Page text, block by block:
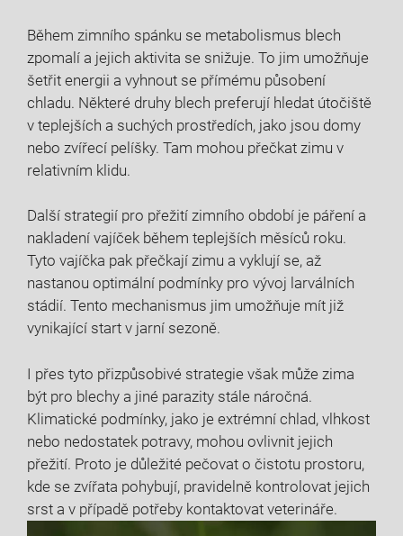
Během zimního spánku se metabolismus blech
zpomalí a jejich aktivita se snižuje. To jim umožňuje
šetřit energii a vyhnout se přímému působení
chladu. Některé druhy blech preferují hledat útočiště
v teplejších a suchých prostředích, jako jsou domy
nebo zvířecí pelíšky. Tam mohou přečkat zimu v
relativním klidu.
Další strategií pro přežití zimního období je páření a
nakladení vajíček během teplejších měsíců roku.
Tyto vajíčka pak přečkají zimu a vyklují se, až
nastanou optimální podmínky pro vývoj larválních
stádií. Tento mechanismus jim umožňuje mít již
vynikající start v jarní sezoně.
I přes tyto přizpůsobivé strategie však může zima
být pro blechy a jiné parazity stále náročná.
Klimatické podmínky, jako je extrémní chlad, vlhkost
nebo nedostatek potravy, mohou ovlivnit jejich
přežití. Proto je důležité pečovat o čistotu prostoru,
kde se zvířata pohybují, pravidelně kontrolovat jejich
srst a v případě potřeby kontaktovat veterináře.